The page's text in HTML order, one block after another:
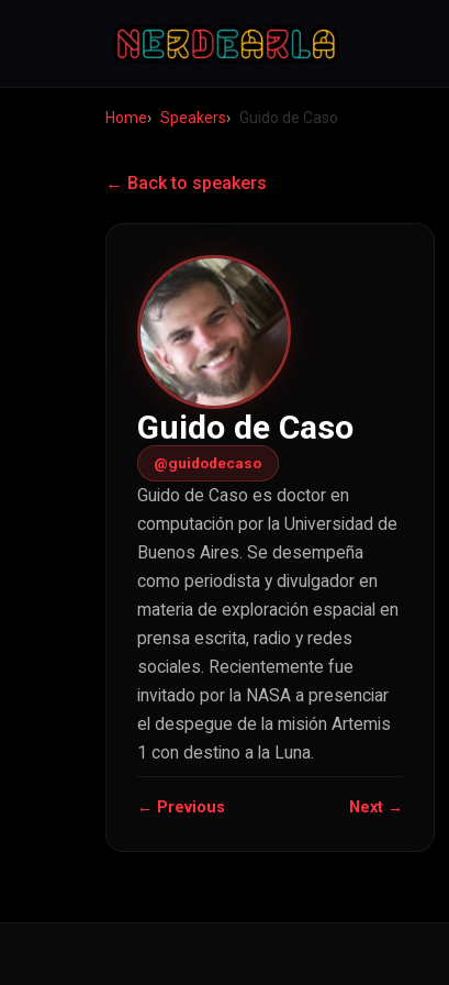
Home Speakers Guido de Caso
← Back to speakers
Guido de Caso
@guidodecaso
Guido de Caso es doctor en
computación por la Universidad de
Buenos Aires. Se desempeña
como periodista y divulgador en
materia de exploración espacial en
prensa escrita, radio y redes
sociales. Recientemente fue
invitado por la NASA a presenciar
el despegue de la misión Artemis
1 con destino a la Luna.
← Previous Next →